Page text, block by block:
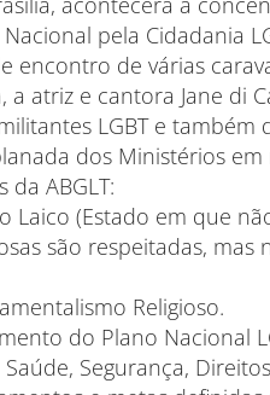
pela Cidadania
encontro de várias
a atriz e cantora Jane di
LGBT e
dos Ministérios
ABGLT:
Laico (Estado em que
são respeitadas,
Religioso.
do Plano Nacional
Segurança,